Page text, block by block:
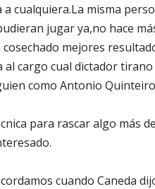
a cualquiera.La misma
jugar ya,no hace
mejores
al cargo cual dictador
como Antonio
para rascar algo más
cuando Caneda